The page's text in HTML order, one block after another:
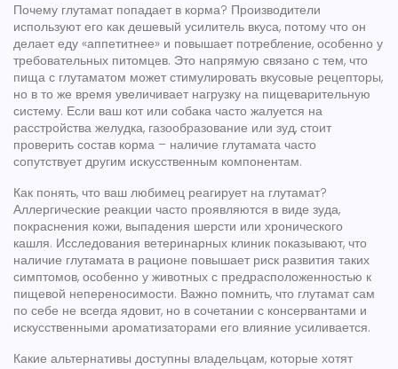
Почему глутамат попадает в корма? Производители
используют его как дешевый усилитель вкуса, потому что он
делает еду «аппетитнее» и повышает потребление, особенно у
требовательных питомцев. Это напрямую связано с тем, что
пища с глутаматом может стимулировать вкусовые рецепторы,
но в то же время увеличивает нагрузку на пищеварительную
систему. Если ваш кот или собака часто жалуется на
расстройства желудка, газообразование или зуд, стоит
проверить состав корма – наличие глутамата часто
сопутствует другим искусственным компонентам.
Как понять, что ваш любимец реагирует на глутамат?
Аллергические реакции часто проявляются в виде зуда,
покраснения кожи, выпадения шерсти или хронического
кашля. Исследования ветеринарных клиник показывают, что
наличие глутамата в рационе повышает риск развития таких
симптомов, особенно у животных с предрасположенностью к
пищевой непереносимости. Важно помнить, что глутамат сам
по себе не всегда ядовит, но в сочетании с консервантами и
искусственными ароматизаторами его влияние усиливается.
Какие альтернативы доступны владельцам, которые хотят